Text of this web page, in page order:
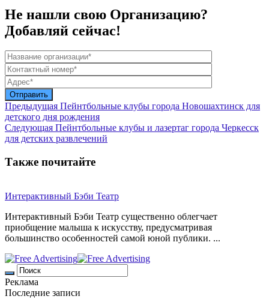
Не нашли свою Организацию?
Добавляй сейчас!
Предыдущая Пейнтбольные клубы города Новошахтинск для
детского дня рождения
Следующая Пейнтбольные клубы и лазертаг города Черкесск
для детских развлечений
Также почитайте
Интерактивный Бэби Театр
Интерактивный Бэби Театр существенно облегчает
приобщение малыша к искусству, предусматривая
большинство особенностей самой юной публики. ...
Реклама
Последние записи